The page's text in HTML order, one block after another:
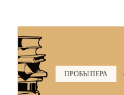
ПРОБЫ ПЕРА